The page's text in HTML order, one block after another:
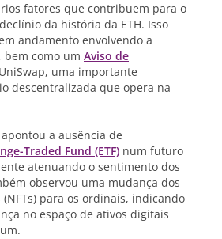
fatores que contribuem para o
da história da ETH. Isso
andamento envolvendo a
bem como um Aviso de
uma importante
descentralizada que opera na
a ausência de
Traded Fund (ETF) num futuro
atenuando o sentimento dos
observou uma mudança dos
para os ordinais, indicando
no espaço de ativos digitais